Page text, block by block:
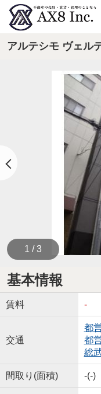
アルテシモ ヴェル
1 / 3
基本情報
賃料 -
交通
都
都
総
間取り(面積) -(-)